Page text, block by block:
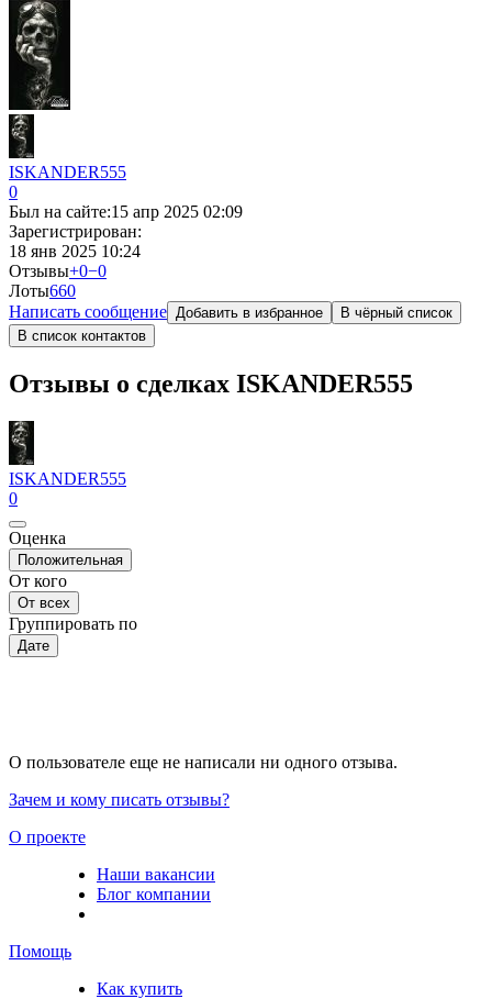
ISKANDER555
0
Был на сайте:15 апр 2025 02:09
Зарегистрирован:
18 янв 2025 10:24
Отзывы+0−0
Лоты660
Написать сообщение Добавить в избранное
В чёрный список
В список контактов
Отзывы о сделках ISKANDER555
ISKANDER555
0
Оценка
Положительная
От кого
От всех
Группировать по
Дате
О пользователе еще не написали ни одного отзыва.
Зачем и кому писать отзывы?
О проекте
Наши вакансии
Блог компании
Помощь
Как купить